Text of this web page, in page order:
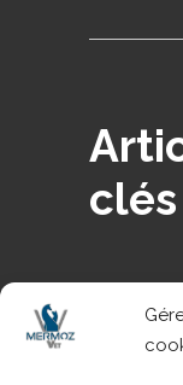
clés
Conseil